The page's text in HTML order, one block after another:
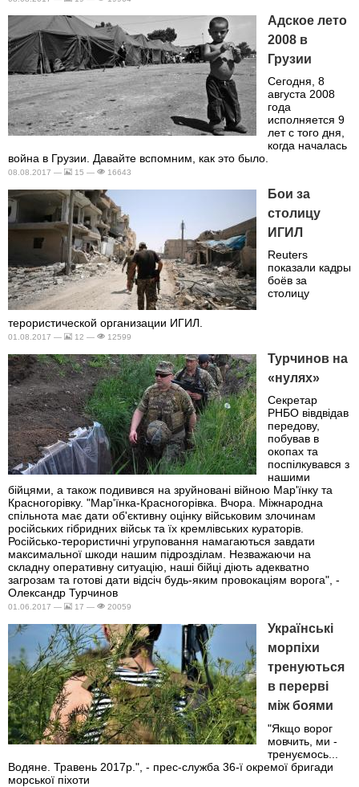
Адское лето
2008 в
Грузии
Сегодня, 8
августа 2008
года
исполняется 9
лет с того дня,
когда началась
война в Грузии. Давайте вспомним, как это было.
08.08.2017 — 15 — 16643
Бои за
столицу
ИГИЛ
Reuters
показали кадры
боёв за
столицу
терористической организации ИГИЛ.
01.08.2017 — 12 — 12599
Турчинов на
«нулях»
Секретар
РНБО вівдвідав
передову,
побував в
окопах та
поспілкувався з
нашими
бійцями, а також подивився на зруйновані війною Мар'їнку та
Красногорівку. "Мар'їнка-Красногорівка. Вчора. Міжнародна
спільнота має дати об'єктивну оцінку військовим злочинам
російських гібридних військ та їх кремлівських кураторів.
Російсько-терористичні угруповання намагаються завдати
максимальної шкоди нашим підрозділам. Незважаючи на
складну оперативну ситуацію, наші бійці діють адекватно
загрозам та готові дати відсіч будь-яким провокаціям ворога", -
Олександр Турчинов
01.06.2017 — 17 — 20059
Українські
морпіхи
тренуються
в перерві
між боями
"Якщо ворог
мовчить, ми -
тренуємось...
Водяне. Травень 2017р.", - прес-служба 36-ї окремої бригади
морської піхоти